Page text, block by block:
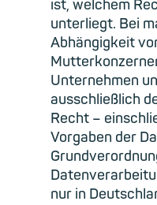
ist, welchem
unterliegt. Bei
Abhängigkeit
Unternehmen
ausschließlich
Recht –
Vorgaben der
nur in